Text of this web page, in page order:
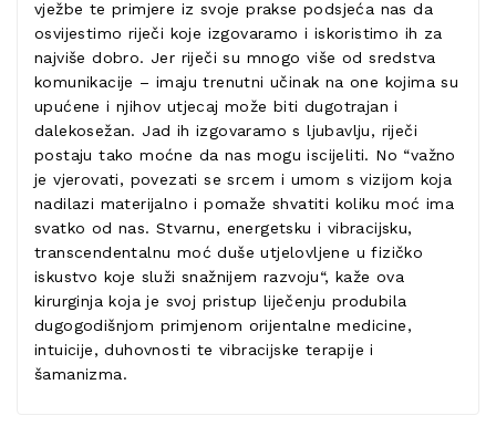
vježbe te primjere iz svoje prakse podsjeća nas da
osvijestimo riječi koje izgovaramo i iskoristimo ih za
najviše dobro. Jer riječi su mnogo više od sredstva
komunikacije – imaju trenutni učinak na one kojima su
upućene i njihov utjecaj može biti dugotrajan i
dalekosežan. Jad ih izgovaramo s ljubavlju, riječi
postaju tako moćne da nas mogu iscijeliti. No “važno
je vjerovati, povezati se srcem i umom s vizijom koja
nadilazi materijalno i pomaže shvatiti koliku moć ima
svatko od nas. Stvarnu, energetsku i vibracijsku,
transcendentalnu moć duše utjelovljene u fizičko
iskustvo koje služi snažnijem razvoju“, kaže ova
kirurginja koja je svoj pristup liječenju produbila
dugogodišnjom primjenom orijentalne medicine,
intuicije, duhovnosti te vibracijske terapije i
šamanizma.